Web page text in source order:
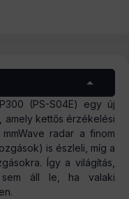
(PS-S04E) egy új
amely kettős érzékelési
radar a finom
is észleli, míg a
Így a világítás,
sem áll le, ha valaki